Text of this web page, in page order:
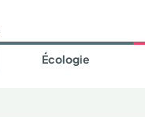
Écologie